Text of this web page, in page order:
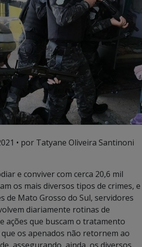
• por Tatyane Oliveira Santinoni
e conviver com cerca 20,6 mil
os mais diversos tipos de crimes, e
de Mato Grosso do Sul, servidores
diariamente rotinas de
ações que buscam o tratamento
os apenados não retornem ao
assegurando, ainda, os diversos